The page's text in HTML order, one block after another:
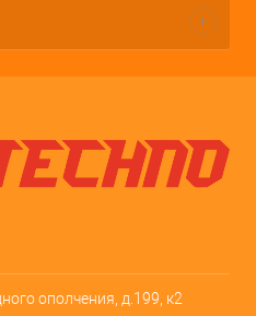
ополчения, д.199, к2